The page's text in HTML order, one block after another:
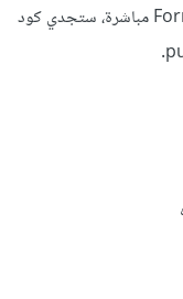
واختاري View Code، أو افتحي ملف Form1.cs مباشرة، ستجدي كود